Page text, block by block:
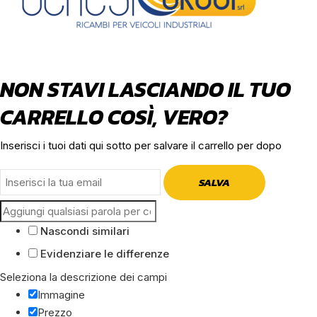
NON STAVI LASCIANDO IL TUO
CARRELLO COSÌ, VERO?
Inserisci i tuoi dati qui sotto per salvare il carrello per dopo
SALVA
Nascondi similari
Evidenziare le differenze
Seleziona la descrizione dei campi
Immagine
Prezzo